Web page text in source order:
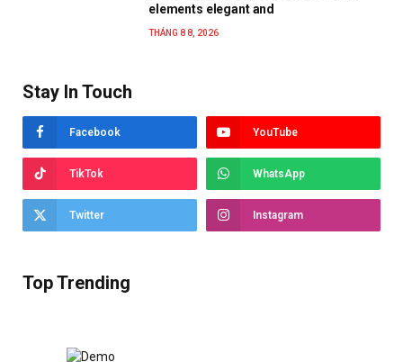
elements elegant and
THÁNG 8 8, 2026
Stay In Touch
Facebook YouTube
TikTok WhatsApp
Twitter Instagram
Top Trending